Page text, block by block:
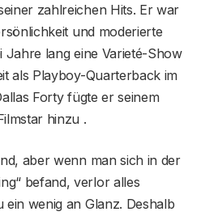
zahlreichen Hits. Er war
und moderierte
lang eine Varieté-Show
als Playboy-Quarterback im
Forty fügte er seinem
hinzu .
aber wenn man sich in der
befand, verlor alles
ein wenig an Glanz. Deshalb